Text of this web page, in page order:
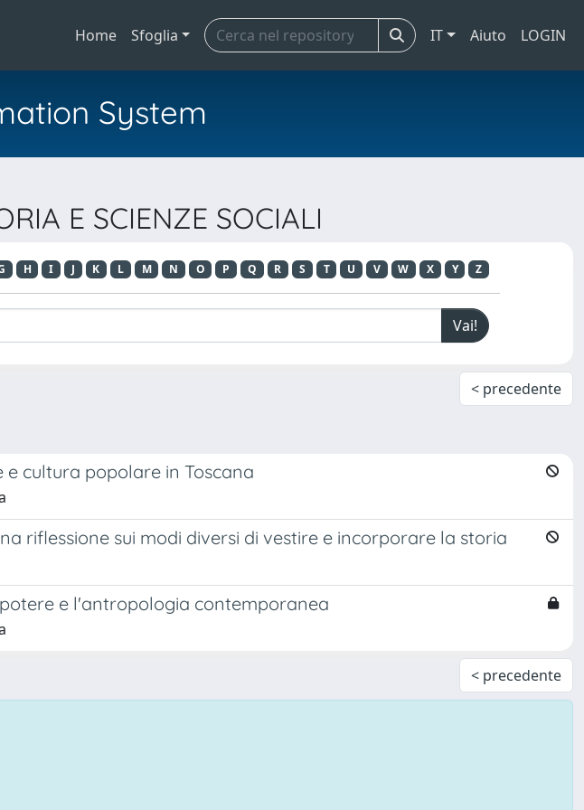
Home Sfoglia IT Aiuto LOGIN
System
E SCIENZE SOCIALI
H I J K L M N O P Q R S T U V W X Y Z
< precedente
e cultura popolare in Toscana
riflessione sui modi diversi di vestire e incorporare la storia
e l'antropologia contemporanea
< precedente